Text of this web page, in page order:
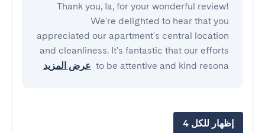
Thank you, Ia, for your wonderful review!
We're delighted to hear that you
appreciated our apartment's central location
and cleanliness. It's fantastic that our efforts
to be attentive and kind resona عرض المزيد
إظهار للكل 4